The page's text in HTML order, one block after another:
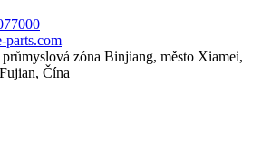
parts.com
zóna Binjiang, město Xiamei,
Čína